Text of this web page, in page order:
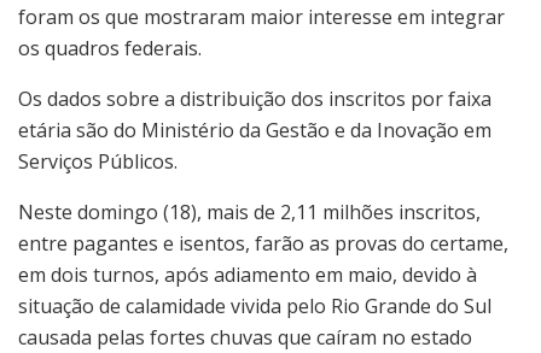
foram os que mostraram maior interesse em integrar
os quadros federais.
Os dados sobre a distribuição dos inscritos por faixa
etária são do Ministério da Gestão e da Inovação em
Serviços Públicos.
Neste domingo (18), mais de 2,11 milhões inscritos,
entre pagantes e isentos, farão as provas do certame,
em dois turnos, após adiamento em maio, devido à
situação de calamidade vivida pelo Rio Grande do Sul
causada pelas fortes chuvas que caíram no estado